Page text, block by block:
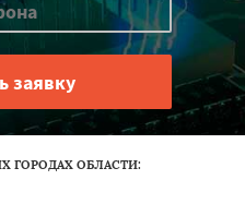
ГОРОДАХ ОБЛАСТИ: